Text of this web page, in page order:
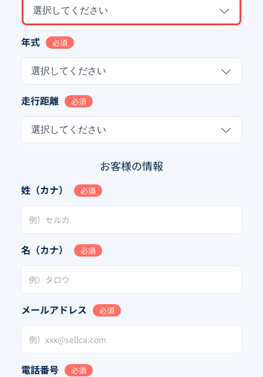
選択してください
年式 必須
選択してください
走行距離 必須
選択してください
お客様の情報
姓（カナ） 必須
名（カナ） 必須
メールアドレス 必須
電話番号 必須